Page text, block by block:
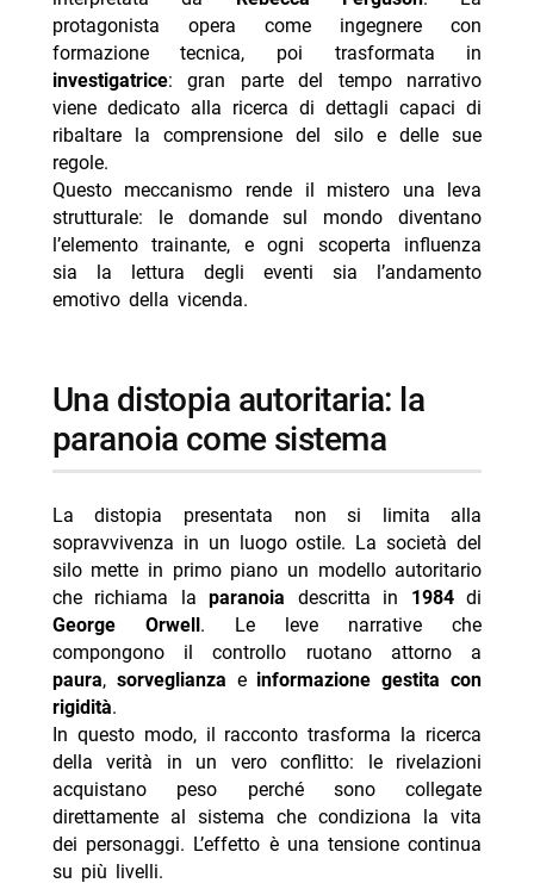
protagonista opera come ingegnere con
formazione tecnica, poi trasformata in
investigatrice: gran parte del tempo narrativo
viene dedicato alla ricerca di dettagli capaci di
ribaltare la comprensione del silo e delle sue
regole.
Questo meccanismo rende il mistero una leva
strutturale: le domande sul mondo diventano
l’elemento trainante, e ogni scoperta influenza
sia la lettura degli eventi sia l’andamento
emotivo della vicenda.
una distopia autoritaria: la
paranoia come sistema
La distopia presentata non si limita alla
sopravvivenza in un luogo ostile. La società del
silo mette in primo piano un modello autoritario
che richiama laparanoia descritta in 1984di
George Orwell . Le leve narrative che
compongono il controllo ruotano attorno a
paura, sorveglianza e informazione gestita con
rigidità.
In questo modo, il racconto trasforma la ricerca
della verità in un vero conflitto: le rivelazioni
acquistano peso perché sono collegate
direttamente al sistema che condiziona la vita
dei personaggi. L’effetto è una tensione continua
su più livelli.